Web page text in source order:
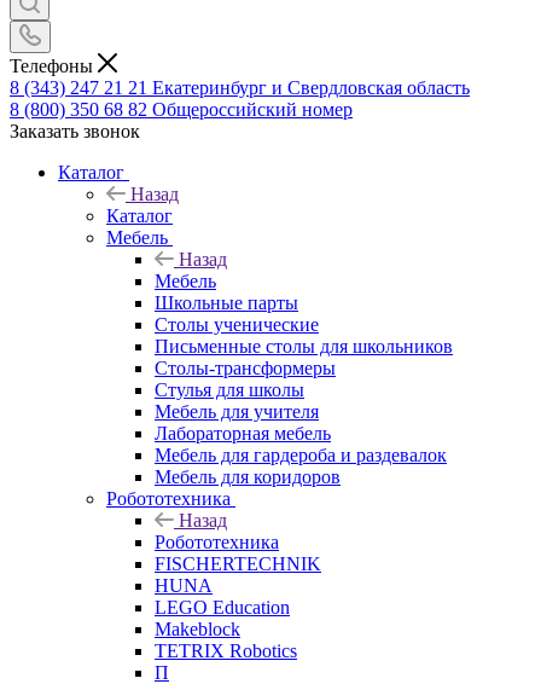
Телефоны
8 (343) 247 21 21 Екатеринбург и Свердловская область
8 (800) 350 68 82 Общероссийский номер
Заказать звонок
Каталог
Назад
Каталог
Мебель
Назад
Мебель
Школьные парты
Столы ученические
Письменные столы для школьников
Столы-трансформеры
Стулья для школы
Мебель для учителя
Лабораторная мебель
Мебель для гардероба и раздевалок
Мебель для коридоров
Робототехника
Назад
Робототехника
FISCHERTECHNIK
HUNA
LEGO Education
Makeblock
TETRIX Robotics
П